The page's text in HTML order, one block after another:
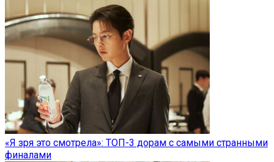
«Я зря это смотрела»: ТОП-3 дорам с самыми странными
финалами